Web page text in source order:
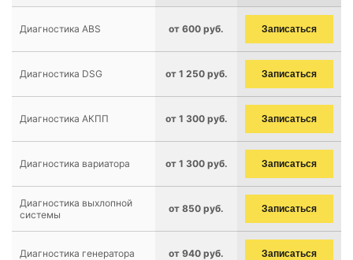
Диагностика ABS от 600 руб. Записаться
Диагностика DSG от 1 250 руб. Записаться
Диагностика АКПП от 1 300 руб. Записаться
Диагностика вариатора от 1 300 руб. Записаться
Диагностика выхлопной
системы
от 850 руб. Записаться
Диагностика генератора от 940 руб. Записаться